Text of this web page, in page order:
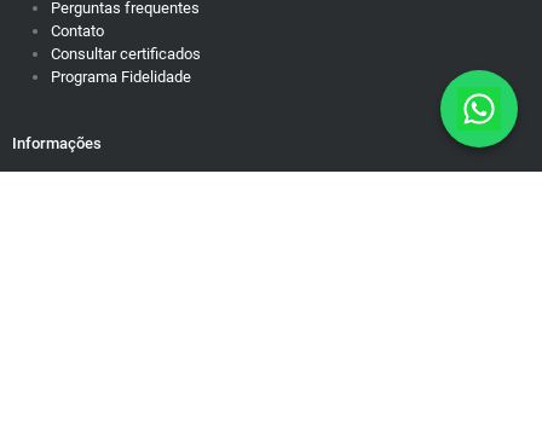
Perguntas frequentes
Contato
Consultar certificados
Programa Fidelidade
Informações